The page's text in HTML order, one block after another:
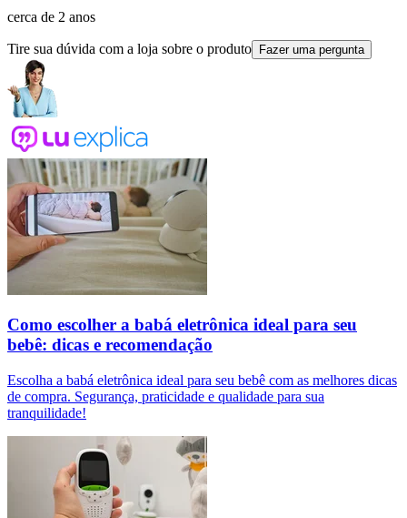
cerca de 2 anos
Tire sua dúvida com a loja sobre o produto Fazer uma pergunta
Como escolher a babá eletrônica ideal para seu
bebê: dicas e recomendação
Escolha a babá eletrônica ideal para seu bebê com as melhores dicas
de compra. Segurança, praticidade e qualidade para sua
tranquilidade!